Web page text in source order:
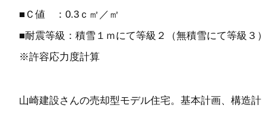
■Ｃ値 ：0.3ｃ㎡／㎡
■耐震等級：積雪１ｍにて等級２（無積雪にて等級３
※許容応力度計算
山崎建設さんの売却型モデル住宅。基本計画、構造計